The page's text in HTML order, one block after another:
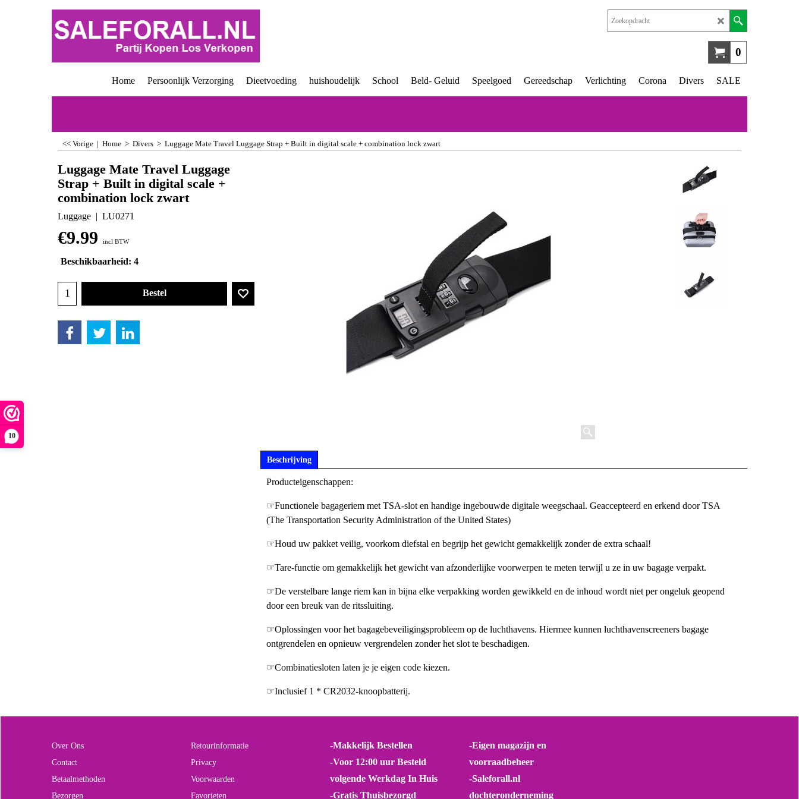
10
0
Home Persoonlijk Verzorging Dieetvoeding huishoudelijk School Beld- Geluid Speelgoed Gereedschap Verlichting Corona Divers SALE
<< Vorige | Home > Divers > Luggage Mate Travel Luggage Strap + Built in digital scale + combination lock zwart
Luggage Mate Travel Luggage
Strap + Built in digital scale +
combination lock zwart
Luggage LU0271
€9.99 incl BTW
Beschikbaarheid: 4
Bestel
Beschrijving
Producteigenschappen:
☞Functionele bagageriem met TSA-slot en handige ingebouwde digitale weegschaal. Geaccepteerd en erkend door TSA
(The Transportation Security Administration of the United States)
☞Houd uw pakket veilig, voorkom diefstal en begrijp het gewicht gemakkelijk zonder de extra schaal!
☞Tare-functie om gemakkelijk het gewicht van afzonderlijke voorwerpen te meten terwijl u ze in uw bagage verpakt.
☞De verstelbare lange riem kan in bijna elke verpakking worden gewikkeld en de inhoud wordt niet per ongeluk geopend
door een breuk van de ritssluiting.
☞Oplossingen voor het bagagebeveiligingsprobleem op de luchthavens. Hiermee kunnen luchthavenscreeners bagage
ontgrendelen en opnieuw vergrendelen zonder het slot te beschadigen.
☞Combinatiesloten laten je je eigen code kiezen.
☞Inclusief 1 * CR2032-knoopbatterij.
Over Ons
Contact
Betaalmethoden
Bezorgen
Retourinformatie
Privacy
Voorwaarden
Favorieten
-Makkelijk Bestellen
-Voor 12:00 uur Besteld
volgende Werkdag In Huis
-Gratis Thuisbezorgd
-Eigen magazijn en
voorraadbeheer
-Saleforall.nl
dochteronderneming